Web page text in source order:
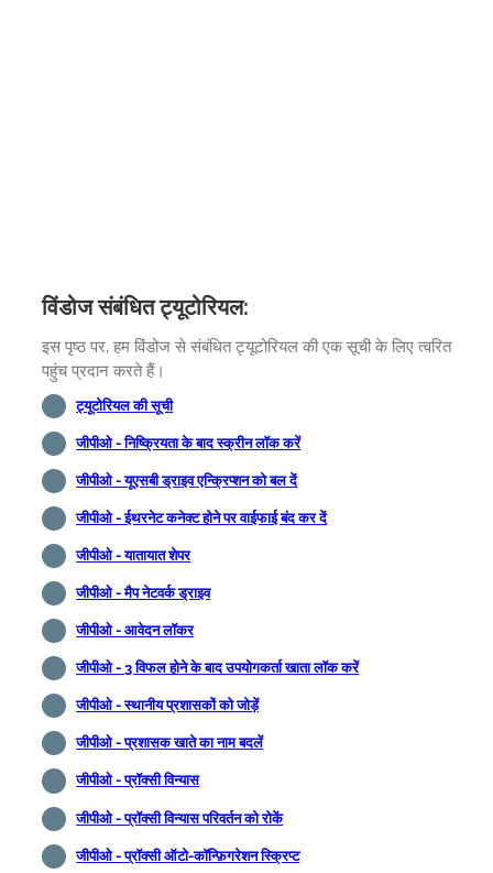
विंडोज संबंधित ट्यूटोरियल:
इस पृष्ठ पर, हम विंडोज से संबंधित ट्यूटोरियल की एक सूची के लिए त्वरित
पहुंच प्रदान करते हैं।
ट्यूटोरियल की सूची
जीपीओ - निष्क्रियता के बाद स्क्रीन लॉक करें
जीपीओ - यूएसबी ड्राइव एन्क्रिप्शन को बल दें
जीपीओ - ईथरनेट कनेक्ट होने पर वाईफाई बंद कर दें
जीपीओ - यातायात शेपर
जीपीओ - मैप नेटवर्क ड्राइव
जीपीओ - आवेदन लॉकर
जीपीओ - 3 विफल होने के बाद उपयोगकर्ता खाता लॉक करें
जीपीओ - स्थानीय प्रशासकों को जोड़ें
जीपीओ - प्रशासक खाते का नाम बदलें
जीपीओ - प्रॉक्सी विन्यास
जीपीओ - प्रॉक्सी विन्यास परिवर्तन को रोकें
जीपीओ - प्रॉक्सी ऑटो-कॉन्फ़िगरेशन स्क्रिप्ट